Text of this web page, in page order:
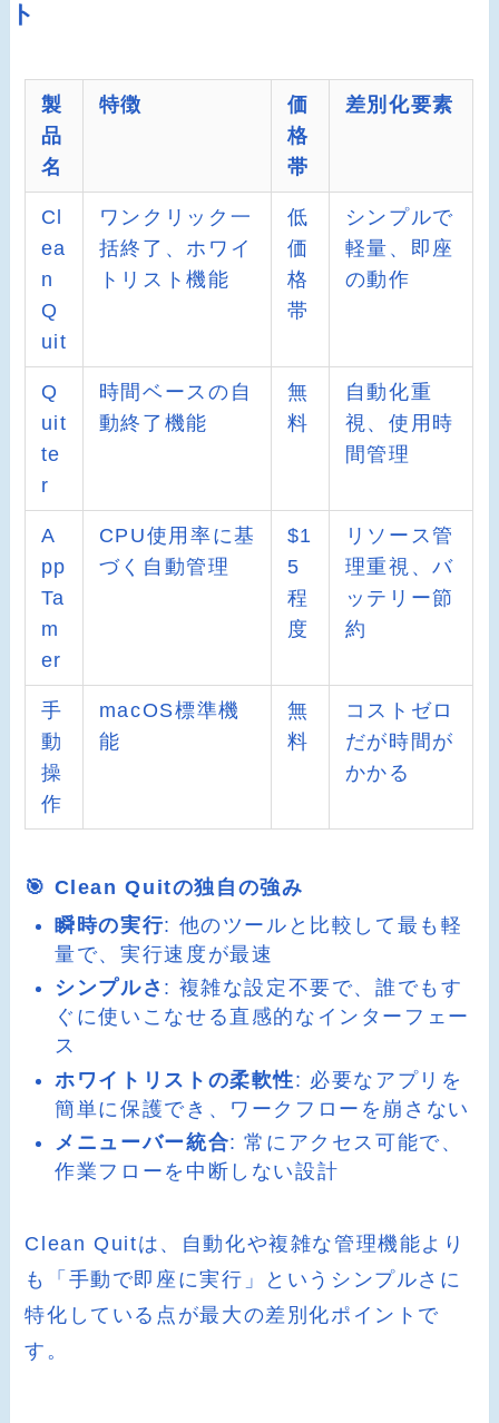
ト
製
品
名
特徴
価
格
帯
差別化要素
Cl
ea
n
Q
uit
ワンクリック一
括終了、ホワイ
トリスト機能
低
価
格
帯
シンプルで
軽量、即座
の動作
Q
uit
te
r
時間ベースの自
動終了機能
無
料
自動化重
視、使用時
間管理
A
pp
Ta
m
er
CPU使用率に基
づく自動管理
$1
5
程
度
リソース管
理重視、バ
ッテリー節
約
手
動
操
作
macOS標準機
能
無
料
コストゼロ
だが時間が
かかる
🎯 Clean Quitの独自の強み
瞬時の実行: 他のツールと比較して最も軽
量で、実行速度が最速
シンプルさ : 複雑な設定不要で、誰でもす
ぐに使いこなせる直感的なインターフェー
ス
ホワイトリストの柔軟性: 必要なアプリを
簡単に保護でき、ワークフローを崩さない
メニューバー統合: 常にアクセス可能で、
作業フローを中断しない設計
Clean Quitは、自動化や複雑な管理機能より
も「手動で即座に実行」というシンプルさに
特化している点が最大の差別化ポイントで
す。